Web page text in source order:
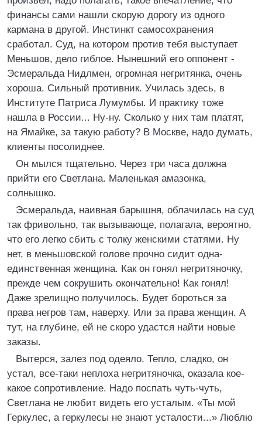
финансы сами нашли скорую дорогу из одного
кармана в другой. Инстинкт самосохранения
сработал. Суд, на котором против тебя выступает
Меньшов, дело гиблое. Нынешний его оппонент -
Эсмеральда Нидлмен, огромная негритянка, очень
хороша. Сильный противник. Училась здесь, в
Институте Патриса Лумумбы. И практику тоже
нашла в России... Ну-ну. Сколько у них там платят,
на Ямайке, за такую работу? В Москве, надо думать,
клиенты посолиднее.
Он мылся тщательно. Через три часа должна
прийти его Светлана. Маленькая амазонка,
солнышко.
Эсмеральда, наивная барышня, облачилась на суд
так фривольно, так вызывающе, полагала, вероятно,
что его легко сбить с толку женскими статями. Ну
нет, в меньшовской голове прочно сидит одна-
единственная женщина. Как он гонял негритяночку,
прежде чем сокрушить окончательно! Как гонял!
Даже зрелищно получилось. Будет бороться за
права негров там, наверху. Или за права женщин. А
тут, на глубине, ей не скоро удастся найти новые
заказы.
Вытерся, залез под одеяло. Тепло, сладко, он
устал, все-таки неплоха негритяночка, оказала кое-
какое сопротивление. Надо поспать чуть-чуть,
Светлана не любит видеть его усталым. «Ты мой
Геркулес, а геркулесы не знают усталости...» Люблю